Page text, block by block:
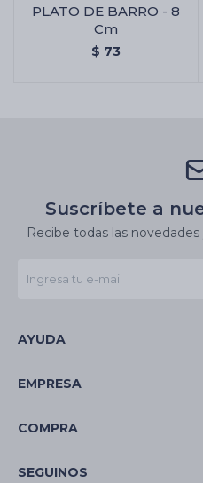
PLATO DE BARRO - 8
Cm
$ 73
Suscríbete a
Recibe todas las
AYUDA
EMPRESA
COMPRA
SEGUINOS